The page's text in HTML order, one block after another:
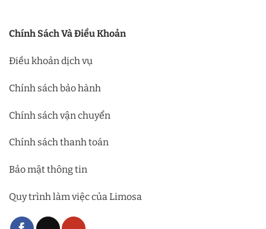
Chính Sách Và Điều Khoản
Điều khoản dịch vụ
Chính sách bảo hành
Chính sách vận chuyển
Chính sách thanh toán
Bảo mật thông tin
Quy trình làm việc của Limosa